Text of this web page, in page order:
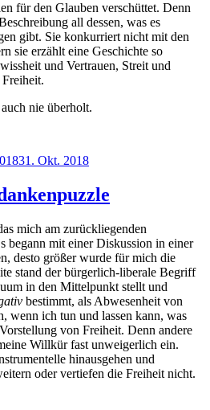
für den Glauben verschüttet. Denn
all dessen, was es
gibt. Sie konkurriert nicht mit den
sie erzählt eine Geschichte so
und Vertrauen, Streit und
nie überholt.
31. Okt. 2018
mich am zurückliegenden
begann mit einer Diskussion in einer
desto größer wurde für mich die
stand der bürgerlich-liberale Begriff
in den Mittelpunkt stellt und
bestimmt, als Abwesenheit von
wenn ich tun und lassen kann, was
von Freiheit. Denn andere
Willkür fast unweigerlich ein.
hinausgehen und
oder vertiefen die Freiheit nicht.